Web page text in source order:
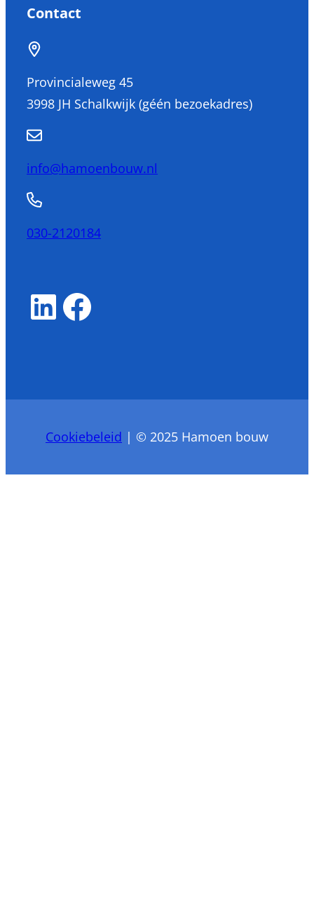
Contact
Provincialeweg 45
3998 JH Schalkwijk (géén bezoekadres)
info@hamoenbouw.nl
030-2120184
LinkedIn Facebook
Cookiebeleid | © 2025 Hamoen bouw